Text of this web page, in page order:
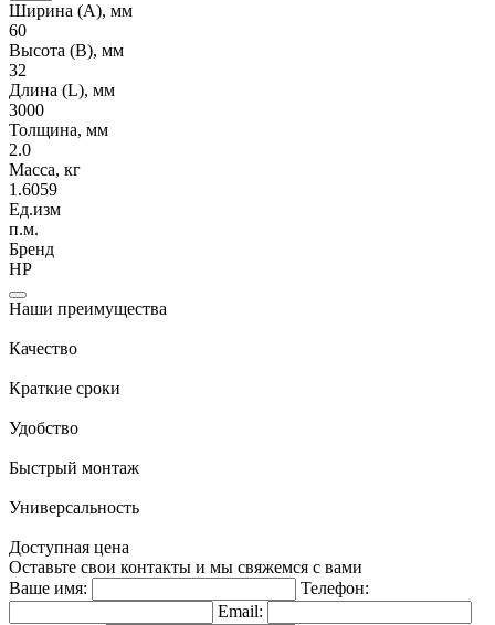
Ширина (А), мм
60
Высота (В), мм
32
Длина (L), мм
3000
Толщина, мм
2.0
Масса, кг
1.6059
Ед.изм
п.м.
Бренд
НР
Наши преимущества
Качество
Краткие сроки
Удобство
Быстрый монтаж
Универсальность
Доступная цена
Оставьте свои контакты и мы свяжемся с вами
Ваше имя:
Телефон:
Email: